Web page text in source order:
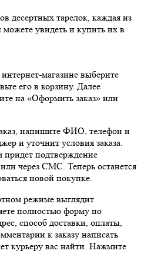
десертных тарелок, каждая из
увидеть и купить их в
магазине выберите
его в корзину. Далее
на «Оформить заказ» или
напишите ФИО, телефон и
и уточнит условия заказа.
придет подтверждение
через СМС. Теперь останется
новой покупке.
режиме выглядит
полностью форму по
способ доставки, оплаты,
к заказу написать
курьеру вас найти. Нажмите